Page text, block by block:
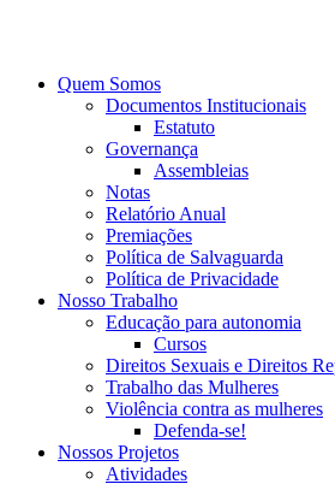
Quem Somos
Documentos Institucionais
Estatuto
Governança
Assembleias
Notas
Relatório Anual
Premiações
Política de Salvaguarda
Política de Privacidade
Nosso Trabalho
Educação para autonomia
Cursos
Direitos Sexuais e Direitos
Trabalho das Mulheres
Violência contra as mulheres
Defenda-se!
Nossos Projetos
Atividades